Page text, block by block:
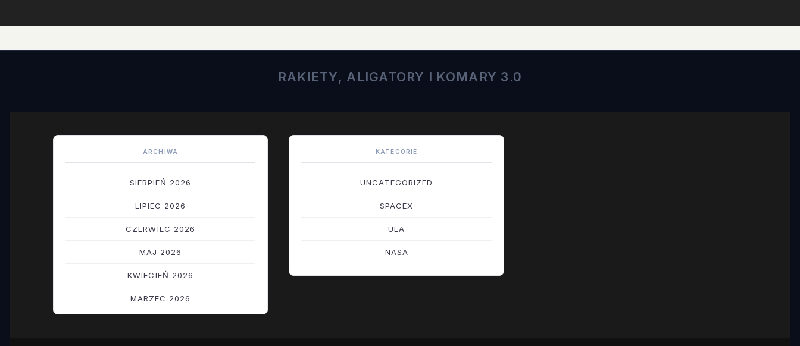
RAKIETY, ALIGATORY I KOMARY 3.0
ARCHIWA
SIERPIEŃ 2026
LIPIEC 2026
CZERWIEC 2026
MAJ 2026
KWIECIEŃ 2026
MARZEC 2026
KATEGORIE
UNCATEGORIZED
SPACEX
ULA
NASA